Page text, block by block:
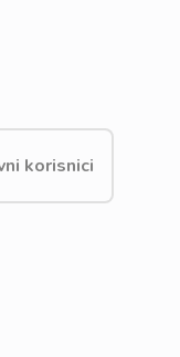
korisnici